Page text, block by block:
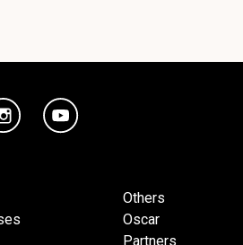
Others
Oscar
Partners